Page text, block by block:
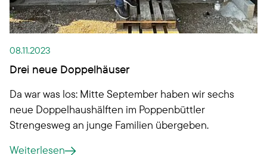
08.11.2023
Drei neue Doppelhäuser
Da war was los: Mitte September haben wir sechs
neue Doppelhaushälften im Poppenbüttler
Strengesweg an junge Familien übergeben.
Weiterlesen